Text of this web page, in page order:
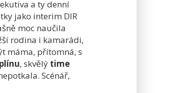
a ty denní
jako interim DIR
moc naučila
rodina i kamarádi,
máma, přítomná, s
, skvělý time
Scénář,